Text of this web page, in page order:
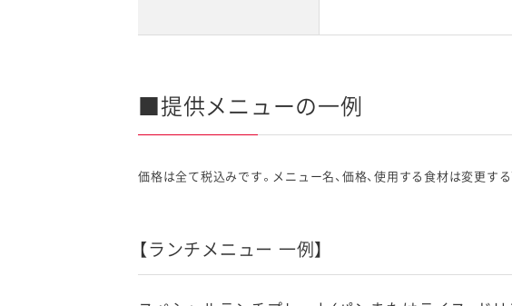
■提供メニューの一例
価格は全て税込みです。メニュー名、価格、使用する食材は変更す
【ランチメニュー 一例】